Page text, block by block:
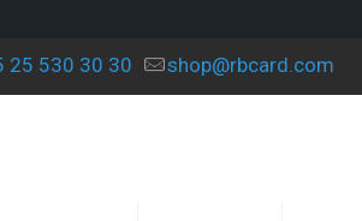
25 530 30 30 shop@rbcard.com